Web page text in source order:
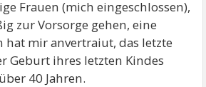
Frauen (mich eingeschlossen),
zur Vorsorge gehen, eine
mir anvertraiut, das letzte
Geburt ihres letzten Kindes
40 Jahren.